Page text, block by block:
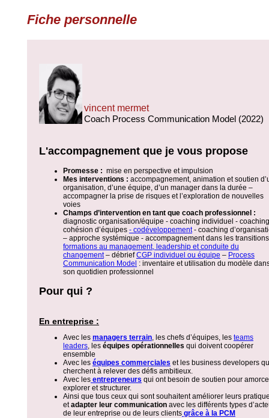
Fiche personnelle
vincent mermet
Coach Process Communication Model (2022)
L'accompagnement que je vous propose
Promesse : mise en perspective et impulsion
Mes interventions : accompagnement, animation et soutien
organisation, d’une équipe, d’un manager dans la durée –
accompagner la prise de risques et l’exploration de nouvelles
voies
Champs d’intervention en tant que coach professionnel :
diagnostic organisation/équipe - coaching individuel -
cohésion d’équipes - codéveloppement- coaching
– approche systémique - accompagnement dans les
formations au management, leadership et conduite du
changement– débriefCGP individuel ou équipe – Process
Communication Model : inventaire et utilisation du modèle
son quotidien professionnel
Pour qui ?
En entreprise :
Avec les managers terrain , les chefs d’équipes, les teams
leaders , les équipes opérationnelles qui doivent coopérer
ensemble
Avec les équipes commerciales et les business developers
cherchent à relever des défis ambitieux.
Avec les entrepreneurs qui ont besoin de soutien pour
explorer et structurer.
Ainsi que tous ceux qui sont souhaitent améliorer leurs
etadapter leur communication avec les différents types
de leur entreprise ou de leurs clients grâce à la PCM